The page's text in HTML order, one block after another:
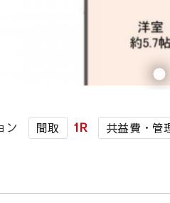
ン 間取 1R 共益費・管